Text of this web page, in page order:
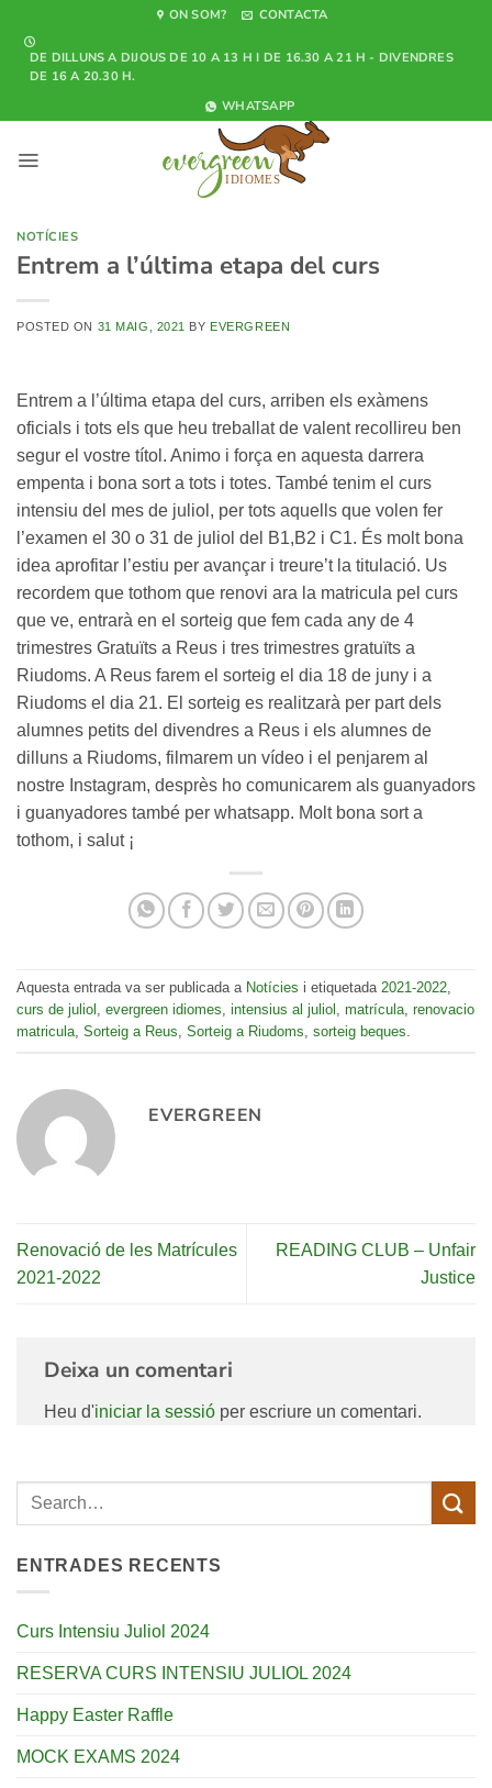
content
ON SOM? CONTACTA
DE DILLUNS A DIJOUS DE 10 A 13 H I DE 16.30 A 21 H - DIVENDRES
DE 16 A 20.30 H.
WHATSAPP
NOTÍCIES
Entrem a l’última etapa del curs
POSTED ON 31 MAIG, 2021 BY EVERGREEN
Entrem a l’última etapa del curs, arriben els exàmens
oficials i tots els que heu treballat de valent recollireu ben
segur el vostre títol. Animo i força en aquesta darrera
empenta i bona sort a tots i totes. També tenim el curs
intensiu del mes de juliol, per tots aquells que volen fer
l’examen el 30 o 31 de juliol del B1,B2 i C1. És molt bona
idea aprofitar l’estiu per avançar i treure’t la titulació. Us
recordem que tothom que renovi ara la matricula pel curs
que ve, entrarà en el sorteig que fem cada any de 4
trimestres Gratuïts a Reus i tres trimestres gratuïts a
Riudoms. A Reus farem el sorteig el dia 18 de juny i a
Riudoms el dia 21. El sorteig es realitzarà per part dels
alumnes petits del divendres a Reus i els alumnes de
dilluns a Riudoms, filmarem un vídeo i el penjarem al
nostre Instagram, desprès ho comunicarem als guanyadors
i guanyadores també per whatsapp. Molt bona sort a
tothom, i salut ¡
Aquesta entrada va ser publicada a Notícies i etiquetada 2021-2022,
curs de juliol , evergreen idiomes, intensius al juliol , matrícula, renovacio
matricula, Sorteig a Reus, Sorteig a Riudoms, sorteig beques.
EVERGREEN
Renovació de les Matrícules
2021-2022
READING CLUB – Unfair
Justice
Deixa un comentari
Heu d'iniciar la sessió per escriure un comentari.
ENTRADES RECENTS
Curs Intensiu Juliol 2024
RESERVA CURS INTENSIU JULIOL 2024
Happy Easter Raffle
MOCK EXAMS 2024